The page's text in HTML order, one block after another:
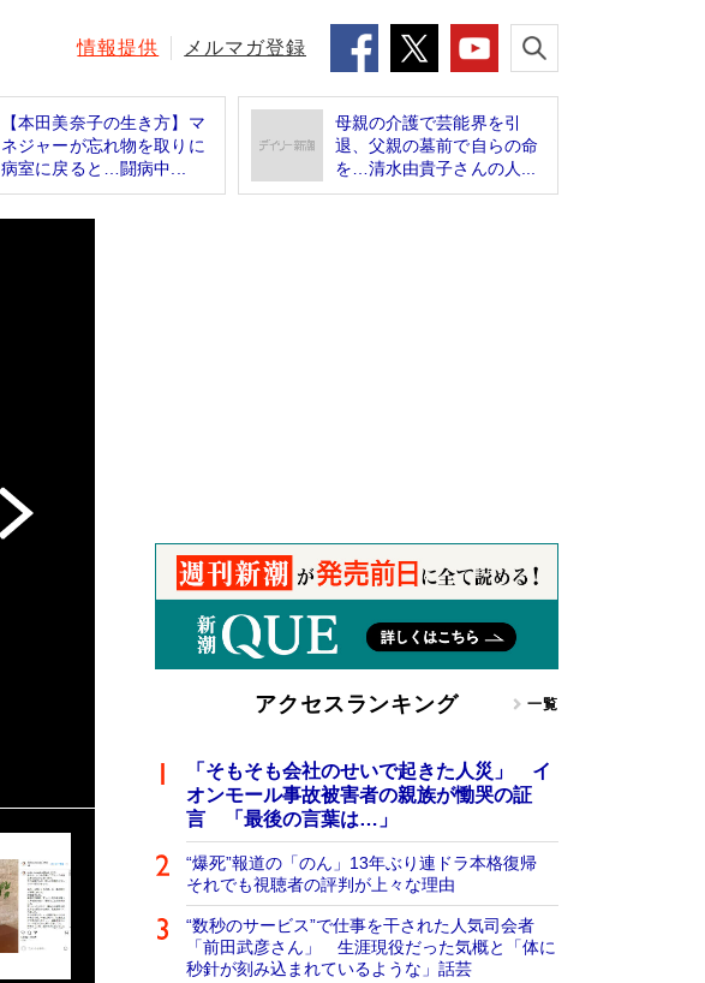
情報提供 メルマガ登録
【本田美奈子の生き方】マ
ネジャーが忘れ物を取りに
病室に戻ると…闘病中...
母親の介護で芸能界を引
退、父親の墓前で自らの命
を…清水由貴子さんの人...
アクセスランキング 一覧
「そもそも会社のせいで起きた人災」 イ
オンモール事故被害者の親族が慟哭の証
言 「最後の言葉は…」
“爆死”報道の「のん」13年ぶり連ドラ本格復帰
それでも視聴者の評判が上々な理由
“数秒のサービス”で仕事を干された人気司会者
「前田武彦さん」 生涯現役だった気概と「体に
秒針が刻み込まれているような」話芸